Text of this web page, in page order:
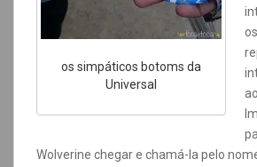
os simpáticos botoms da
Universal
Wolverine chegar e chamá-la pelo